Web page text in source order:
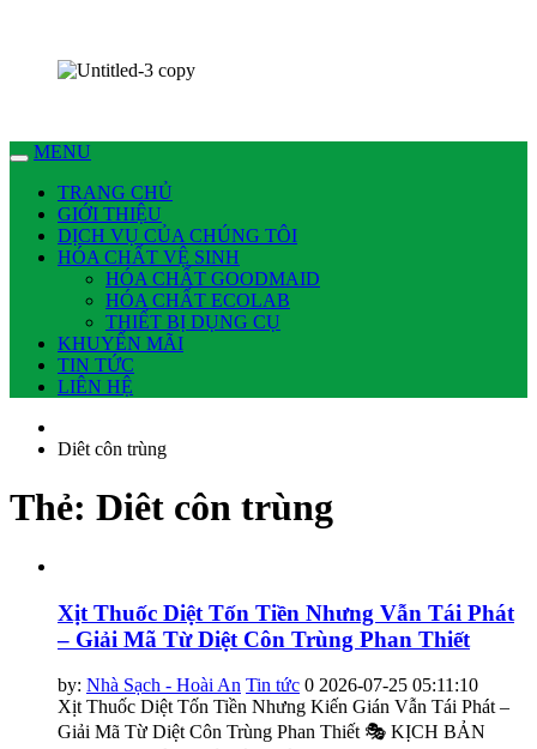
MENU
TRANG CHỦ
GIỚI THIỆU
DỊCH VỤ CỦA CHÚNG TÔI
HÓA CHẤT VỆ SINH
HÓA CHẤT GOODMAID
HÓA CHẤT ECOLAB
THIẾT BỊ DỤNG CỤ
KHUYẾN MÃI
TIN TỨC
LIÊN HỆ
Diêt côn trùng
Thẻ: Diêt côn trùng
Xịt Thuốc Diệt Tốn Tiền Nhưng Vẫn Tái Phát
– Giải Mã Từ Diệt Côn Trùng Phan Thiết
by: Nhà Sạch - Hoài An Tin tức 0 2026-07-25 05:11:10
Xịt Thuốc Diệt Tốn Tiền Nhưng Kiến Gián Vẫn Tái Phát –
Giải Mã Từ Diệt Côn Trùng Phan Thiết 🎭 KỊCH BẢN